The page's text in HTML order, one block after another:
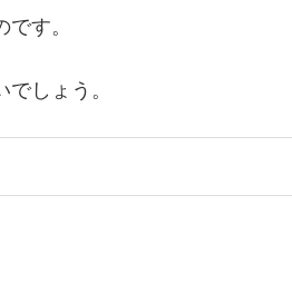
す。
しょう。